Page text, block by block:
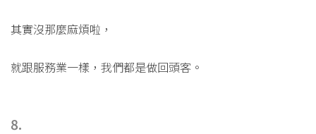
其實沒那麼麻煩啦，
就跟服務業一樣，我們都是做回頭客。
8.